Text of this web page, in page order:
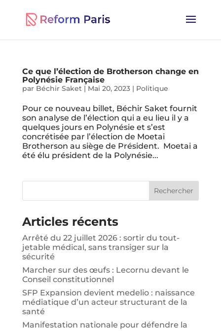
Ce que l’élection de Brotherson change en
Polynésie Française
par Béchir Saket| Mai 20, 2023| Politique
Pour ce nouveau billet, Béchir Saket fournit
son analyse de l’élection qui a eu lieu il y a
quelques jours en Polynésie et s’est
concrétisée par l’élection de Moetai
Brotherson au siège de Président. Moetai a
été élu président de la Polynésie...
Articles récents
Arrêté du 22 juillet 2026 : sortir du tout-
jetable médical, sans transiger sur la
sécurité
Marcher sur des œufs : Lecornu devant le
Conseil constitutionnel
SFP Expansion devient medelio : naissance
médiatique d’un acteur structurant de la
santé
Manifestation nationale pour défendre la